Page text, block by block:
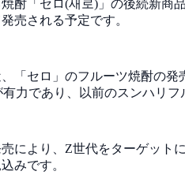
酎「セロ(새로)」の後続新
発売される予定です。
「セロ」のフルーツ焼酎の
力であり、以前のスンハリ
により、Z世代をターゲット
みです。